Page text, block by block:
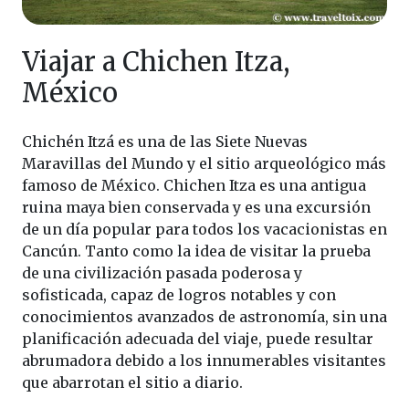
Viajar a Chichen Itza,
México
Chichén Itzá es una de las Siete Nuevas
Maravillas del Mundo y el sitio arqueológico más
famoso de México. Chichen Itza es una antigua
ruina maya bien conservada y es una excursión
de un día popular para todos los vacacionistas en
Cancún. Tanto como la idea de visitar la prueba
de una civilización pasada poderosa y
sofisticada, capaz de logros notables y con
conocimientos avanzados de astronomía, sin una
planificación adecuada del viaje, puede resultar
abrumadora debido a los innumerables visitantes
que abarrotan el sitio a diario.